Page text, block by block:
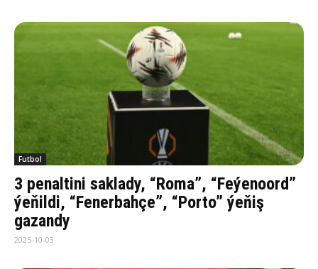
Futbol
3 penaltini saklady, “Roma”, “Feýenoord”
ýeňildi, “Fenerbahçe”, “Porto” ýeňiş
gazandy
2025-10-03